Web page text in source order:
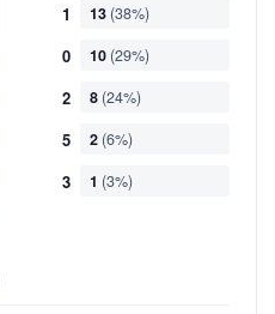
1 13 (38%)
0 10 (29%)
2 8 (24%)
5 2 (6%)
3 1 (3%)